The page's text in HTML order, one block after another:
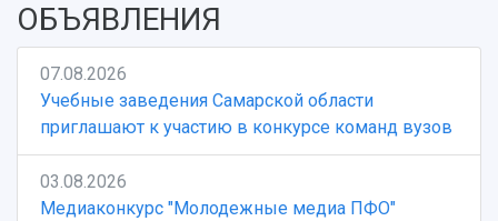
ОБЪЯВЛЕНИЯ
07.08.2026
Учебные заведения Самарской области
приглашают к участию в конкурсе команд вузов
03.08.2026
Медиаконкурс "Молодежные медиа ПФО"